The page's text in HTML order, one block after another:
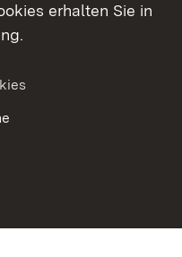
erhalten Sie in